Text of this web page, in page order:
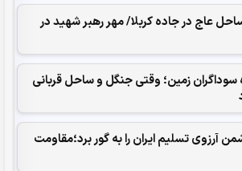
ساحل عاج در جاده کربلا/ مهر رهبر شهید در
زمین؛ وقتی جنگل و ساحل قربانی
آرزوی تسلیم ایران را به گور برد؛مقاومت